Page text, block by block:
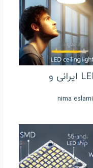
بهترین برندهای چراغ سقفی LED ایرانی و
nima eslami